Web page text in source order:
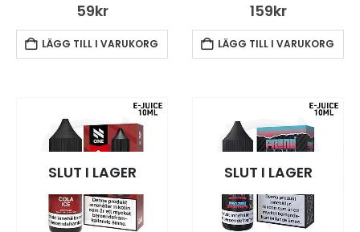
59kr
LÄGG TILL I VARUKORG
159kr
LÄGG TILL I VARUKORG
SLUT I LAGER SLUT I LAGER